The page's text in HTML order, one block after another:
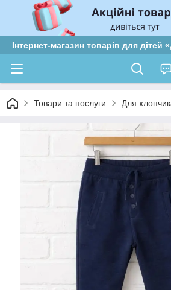
Інтернет-магазин товарів для дітей
Товари та послуги Для